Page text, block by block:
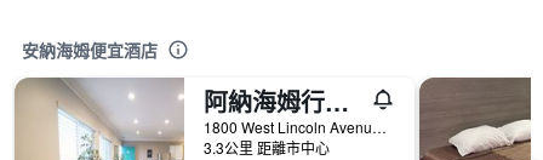
安納海姆便宜酒店
阿納海姆行政套房酒店
1800 West Lincoln Avenue, 安那翰, CA, 美國
3.3公里 距離市中心